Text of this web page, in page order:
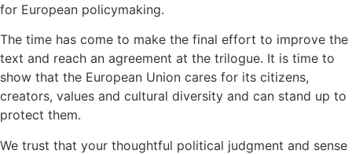
for European policymaking.
The time has come to make the final effort to improve the
text and reach an agreement at the trilogue. It is time to
show that the European Union cares for its citizens,
creators, values and cultural diversity and can stand up to
protect them.
We trust that your thoughtful political judgment and sense